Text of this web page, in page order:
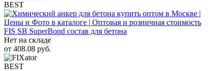
BEST
FIS SB SuperBond состав для бетона
Нет на складе
от 408.08 руб.
BEST